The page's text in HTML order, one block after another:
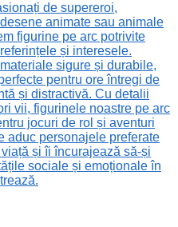
de supereroi,
animate sau animale
figurine pe arc potrivite
și interesele.
sigure și durabile,
pentru ore întregi de
și distractivă. Cu detalii
vii, figurinele noastre pe arc
jocuri de rol și aventuri
aduc personajele preferate
și îi încurajează să-și
sociale și emoționale în